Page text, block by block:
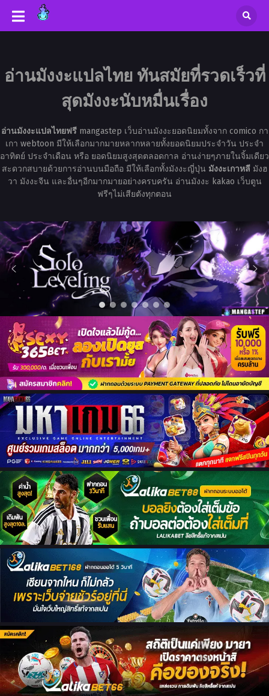
อ่านมังงะแปลไทย ทันสมัยที่รวดเร็วที่
สุดมังงะนับหมื่นเรื่อง
อ่านมังงะแปลไทยฟรีmangastep เว็บอ่านมังงะยอดนิยมทั้งจาก comico กา
เกา webtoon มีให้เลือกมากมายหลากหลายทั้งยอดนิยมประจำวัน ประจำ
อาทิตย์ ประจำเดือน หรือ ยอดนิยมสูงสุดตลอดกาล อ่านง่ายๆภายในจิ้มเดียว
สะดวกสบายด้วยการอ่านบนมือถือ มีให้เลือกทั้งมังงะญี่ปุ่น มังงะเกาหลีมังฮ
วา มังงะจีน และอื่นๆอีกมากมายอย่างครบครัน อ่านมังงะ kakao เว็บตูน
ฟรีๆไม่เสียตังทุกตอน